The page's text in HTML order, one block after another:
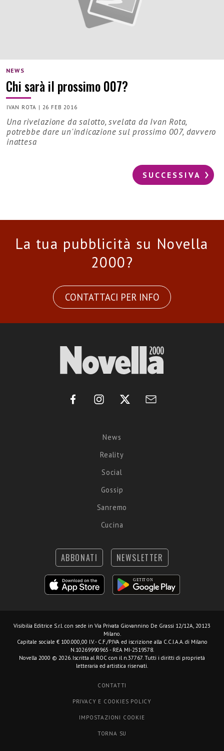
NEWS
Chi sarà il prossimo 007?
IVAN ROTA | 26 FEB 2016
Una rivelazione da salotto, svelata da Ivan Rota,
potrebbe dare un'indicazione sul prossimo 007, davvero
inattesa
SUCCESSIVA
La tua pubblicità su Novella
2000?
CONTATTACI PER INFO
News
Reality
Social
Gossip
Sanremo
Cucina
ABBONATI NEWSLETTER
Visibilia Editrice S.r.l. con sede in Via Privata Giovannino De Grassi 12/12A, 20123
Milano.
Capitale sociale € 100.000,00 I.V. - C.F./P.IVA ed iscrizione alla C.C.I.A.A. di Milano
N.10269990965 - REA MI-2519578.
Novella 2000 © 2026. Iscritta al ROC con il n.37767. Tutti i diritti di proprietà
letteraria ed artistica riservati.
CONTATTI
PRIVACY E COOKIES POLICY
IMPOSTAZIONI COOKIE
TORNA SU